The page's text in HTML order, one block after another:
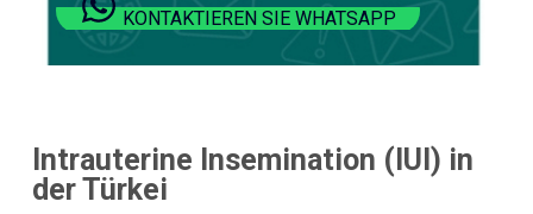
KONTAKTIEREN SIE WHATSAPP
Intrauterine Insemination (IUI) in
der Türkei